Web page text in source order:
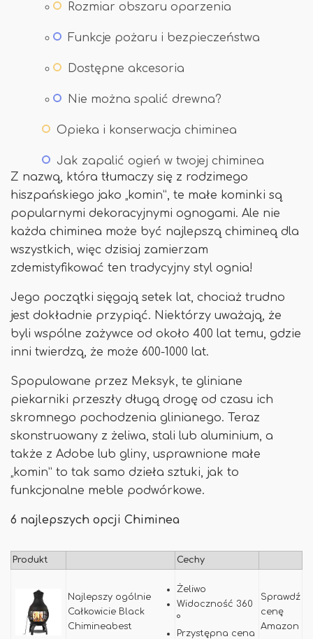
Rozmiar obszaru oparzenia
Funkcje pożaru i bezpieczeństwa
Dostępne akcesoria
Nie można spalić drewna?
Opieka i konserwacja chiminea
Jak zapalić ogień w twojej chiminea
Z nazwą, która tłumaczy się z rodzimego
hiszpańskiego jako „komin”, te małe kominki są
popularnymi dekoracyjnymi ognogami. Ale nie
każda chiminea może być najlepszą chimineą dla
wszystkich, więc dzisiaj zamierzam
zdemistyfikować ten tradycyjny styl ognia!
Jego początki sięgają setek lat, chociaż trudno
jest dokładnie przypiąć. Niektórzy uważają, że
byli wspólne zażywce od około 400 lat temu, gdzie
inni twierdzą, że może 600-1000 lat.
Spopulowane przez Meksyk, te gliniane
piekarniki przeszły długą drogę od czasu ich
skromnego pochodzenia glinianego. Teraz
skonstruowany z żeliwa, stali lub aluminium, a
także z Adobe lub gliny, usprawnione małe
„komin” to tak samo dzieła sztuki, jak to
funkcjonalne meble podwórkowe.
6 najlepszych opcji Chiminea
Produkt Cechy
Najlepszy ogólnie
Całkowicie Black
Chimineabest
Żeliwo
Widoczność 360
°
Przystępna cena
Sprawdź
cenę
Amazon